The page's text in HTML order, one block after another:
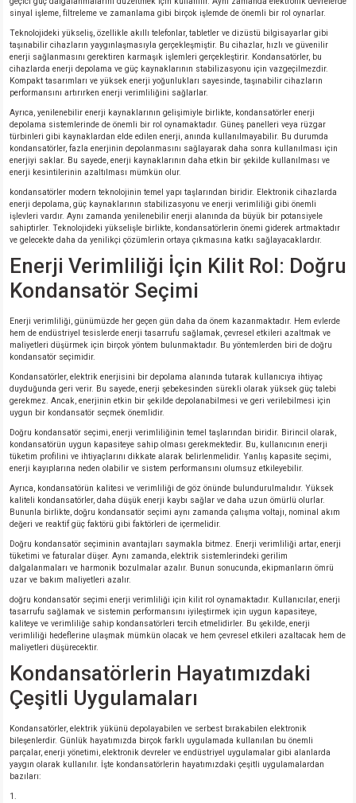
sinyal işleme, filtreleme ve zamanlama gibi birçok işlemde de önemli bir rol oynarlar.
Teknolojideki yükseliş, özellikle akıllı telefonlar, tabletler ve dizüstü bilgisayarlar gibi
taşınabilir cihazların yaygınlaşmasıyla gerçekleşmiştir. Bu cihazlar, hızlı ve güvenilir
enerji sağlanmasını gerektiren karmaşık işlemleri gerçekleştirir. Kondansatörler, bu
cihazlarda enerji depolama ve güç kaynaklarının stabilizasyonu için vazgeçilmezdir.
Kompakt tasarımları ve yüksek enerji yoğunlukları sayesinde, taşınabilir cihazların
performansını artırırken enerji verimliliğini sağlarlar.
Ayrıca, yenilenebilir enerji kaynaklarının gelişimiyle birlikte, kondansatörler enerji
depolama sistemlerinde de önemli bir rol oynamaktadır. Güneş panelleri veya rüzgar
türbinleri gibi kaynaklardan elde edilen enerji, anında kullanılmayabilir. Bu durumda
kondansatörler, fazla enerjinin depolanmasını sağlayarak daha sonra kullanılması için
enerjiyi saklar. Bu sayede, enerji kaynaklarının daha etkin bir şekilde kullanılması ve
enerji kesintilerinin azaltılması mümkün olur.
kondansatörler modern teknolojinin temel yapı taşlarından biridir. Elektronik cihazlarda
enerji depolama, güç kaynaklarının stabilizasyonu ve enerji verimliliği gibi önemli
işlevleri vardır. Aynı zamanda yenilenebilir enerji alanında da büyük bir potansiyele
sahiptirler. Teknolojideki yükselişle birlikte, kondansatörlerin önemi giderek artmaktadır
ve gelecekte daha da yenilikçi çözümlerin ortaya çıkmasına katkı sağlayacaklardır.
Enerji Verimliliği İçin Kilit Rol: Doğru
Kondansatör Seçimi
Enerji verimliliği, günümüzde her geçen gün daha da önem kazanmaktadır. Hem evlerde
hem de endüstriyel tesislerde enerji tasarrufu sağlamak, çevresel etkileri azaltmak ve
maliyetleri düşürmek için birçok yöntem bulunmaktadır. Bu yöntemlerden biri de doğru
kondansatör seçimidir.
Kondansatörler, elektrik enerjisini bir depolama alanında tutarak kullanıcıya ihtiyaç
duyduğunda geri verir. Bu sayede, enerji şebekesinden sürekli olarak yüksek güç talebi
gerekmez. Ancak, enerjinin etkin bir şekilde depolanabilmesi ve geri verilebilmesi için
uygun bir kondansatör seçmek önemlidir.
Doğru kondansatör seçimi, enerji verimliliğinin temel taşlarından biridir. Birincil olarak,
kondansatörün uygun kapasiteye sahip olması gerekmektedir. Bu, kullanıcının enerji
tüketim profilini ve ihtiyaçlarını dikkate alarak belirlenmelidir. Yanlış kapasite seçimi,
enerji kayıplarına neden olabilir ve sistem performansını olumsuz etkileyebilir.
Ayrıca, kondansatörün kalitesi ve verimliliği de göz önünde bulundurulmalıdır. Yüksek
kaliteli kondansatörler, daha düşük enerji kaybı sağlar ve daha uzun ömürlü olurlar.
Bununla birlikte, doğru kondansatör seçimi aynı zamanda çalışma voltajı, nominal akım
değeri ve reaktif güç faktörü gibi faktörleri de içermelidir.
Doğru kondansatör seçiminin avantajları saymakla bitmez. Enerji verimliliği artar, enerji
tüketimi ve faturalar düşer. Aynı zamanda, elektrik sistemlerindeki gerilim
dalgalanmaları ve harmonik bozulmalar azalır. Bunun sonucunda, ekipmanların ömrü
uzar ve bakım maliyetleri azalır.
doğru kondansatör seçimi enerji verimliliği için kilit rol oynamaktadır. Kullanıcılar, enerji
tasarrufu sağlamak ve sistemin performansını iyileştirmek için uygun kapasiteye,
kaliteye ve verimliliğe sahip kondansatörleri tercih etmelidirler. Bu şekilde, enerji
verimliliği hedeflerine ulaşmak mümkün olacak ve hem çevresel etkileri azaltacak hem de
maliyetleri düşürecektir.
Kondansatörlerin Hayatımızdaki
Çeşitli Uygulamaları
Kondansatörler, elektrik yükünü depolayabilen ve serbest bırakabilen elektronik
bileşenlerdir. Günlük hayatımızda birçok farklı uygulamada kullanılan bu önemli
parçalar, enerji yönetimi, elektronik devreler ve endüstriyel uygulamalar gibi alanlarda
yaygın olarak kullanılır. İşte kondansatörlerin hayatımızdaki çeşitli uygulamalardan
bazıları: